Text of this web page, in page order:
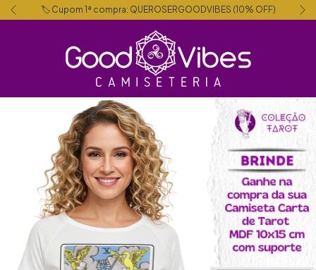
🏷️ Cupom 1ª compra: QUEROSERGOODVIBES (10% OFF)